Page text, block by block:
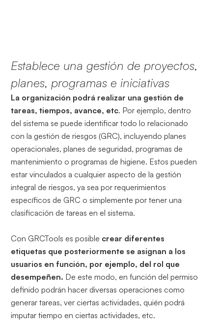
Establece una gestión de proyectos,
planes, programas e iniciativas
La organización podrá realizar una gestión de
tareas, tiempos, avance, etc. Por ejemplo, dentro
del sistema se puede identificar todo lo relacionado
con la gestión de riesgos (GRC), incluyendo planes
operacionales, planes de seguridad, programas de
mantenimiento o programas de higiene. Estos pueden
estar vinculados a cualquier aspecto de la gestión
integral de riesgos, ya sea por requerimientos
específicos de GRC o simplemente por tener una
clasificación de tareas en el sistema.
Con GRCTools es posible crear diferentes
etiquetas que posteriormente se asignan a los
usuarios en función, por ejemplo, del rol que
desempeñen. De este modo, en función del permiso
definido podrán hacer diversas operaciones como
generar tareas, ver ciertas actividades, quién podrá
imputar tiempo en ciertas actividades, etc.